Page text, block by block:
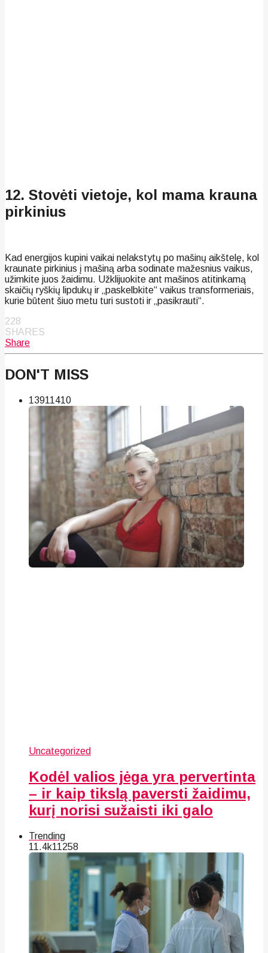
12. Stovėti vietoje, kol mama krauna
pirkinius
Kad energijos kupini vaikai nelakstytų po mašinų aikštelę, kol
kraunate pirkinius į mašiną arba sodinate mažesnius vaikus,
užimkite juos žaidimu. Užklijuokite ant mašinos atitinkamą
skaičių ryškių lipdukų ir „paskelbkite“ vaikus transformeriais,
kurie būtent šiuo metu turi sustoti ir „pasikrauti“.
228
SHARES
Share
DON'T MISS
13911410
Uncategorized
Kodėl valios jėga yra pervertinta
– ir kaip tikslą paversti žaidimu,
kurį norisi sužaisti iki galo
Trending
11.4k11258